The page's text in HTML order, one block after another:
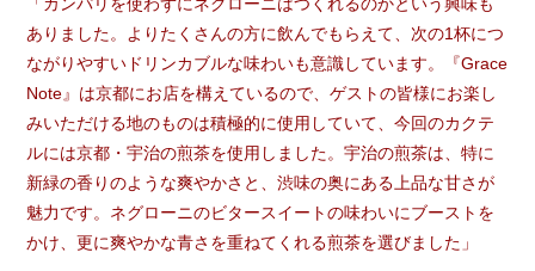
「カンパリを使わずにネグローニはつくれるのかという興味も
ありました。よりたくさんの方に飲んでもらえて、次の1杯につ
ながりやすいドリンカブルな味わいも意識しています。『Grace
Note』は京都にお店を構えているので、ゲストの皆様にお楽し
みいただける地のものは積極的に使用していて、今回のカクテ
ルには京都・宇治の煎茶を使用しました。宇治の煎茶は、特に
新緑の香りのような爽やかさと、渋味の奥にある上品な甘さが
魅力です。ネグローニのビタースイートの味わいにブーストを
かけ、更に爽やかな青さを重ねてくれる煎茶を選びました」